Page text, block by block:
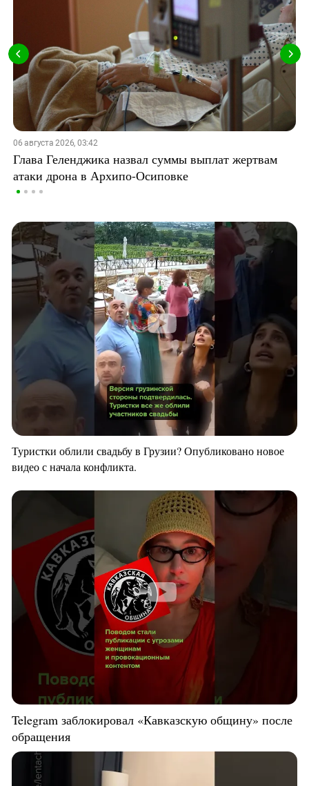
06 августа 2026, 03:42
Глава Геленджика назвал суммы выплат жертвам
атаки дрона в Архипо-Осиповке
Туристки облили свадьбу в Грузии? Опубликовано новое
видео с начала конфликта.
Telegram заблокировал «Кавказскую общину» после
обращения